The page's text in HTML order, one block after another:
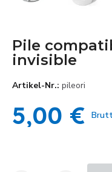
Pile
invisible
Artikel-Nr. pileori
5,00 €